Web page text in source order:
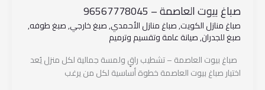
صباغ بيوت العاصمة – 96567778045
صباغ منازل الكويت,صباغ منازل الأحمدي,صبغ خارجي,صبغ طوفه,
صبغ للجدران,صيانة عامة وتقسيم وترميم
صباغ بيوت العاصمة – تشطيب راقٍ ولمسة جمالية لكل منزل يُعد
اختيار صباغ بيوت العاصمة خطوة أساسية لكل من يرغب